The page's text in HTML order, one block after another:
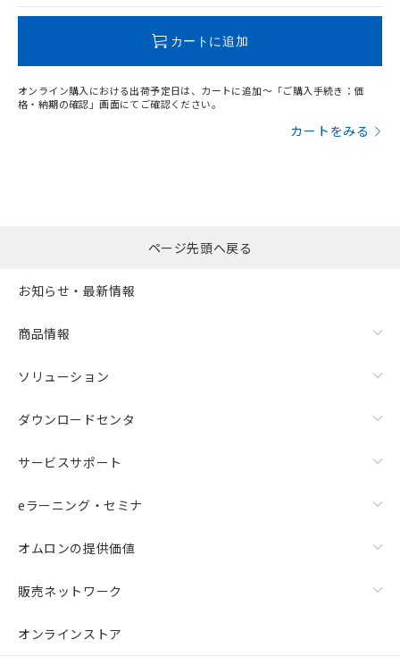
カートに追加
オンライン購入における出荷予定日は、カートに追加～「ご購入手続き：価
格・納期の確認」画面にてご確認ください。
カートをみる
ページ先頭へ戻る
お知らせ・最新情報
商品情報
ソリューション
ダウンロードセンタ
サービスサポート
eラーニング・セミナ
オムロンの提供価値
販売ネットワーク
オンラインストア